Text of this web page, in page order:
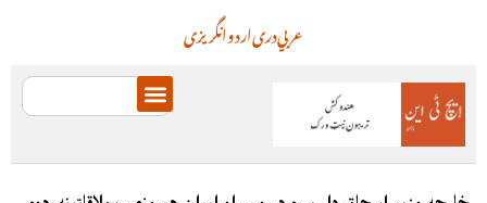
انگریزیاردودریعربي